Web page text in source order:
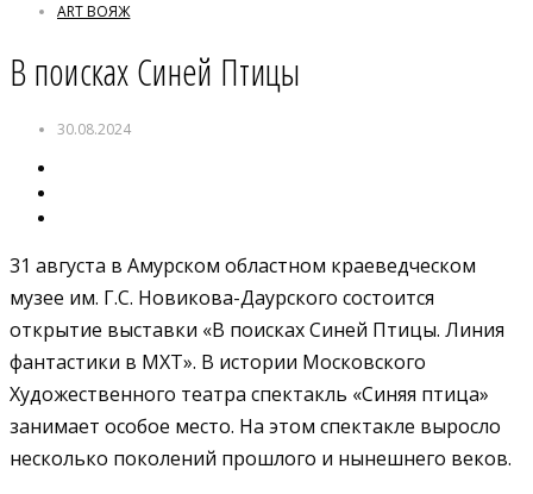
ART ВОЯЖ
В поисках Синей Птицы
30.08.2024
31 августа в Амурском областном краеведческом
музее им. Г.С. Новикова-Даурского состоится
открытие выставки «В поисках Синей Птицы. Линия
фантастики в МХТ». В истории Московского
Художественного театра спектакль «Синяя птица»
занимает особое место. На этом спектакле выросло
несколько поколений прошлого и нынешнего веков.